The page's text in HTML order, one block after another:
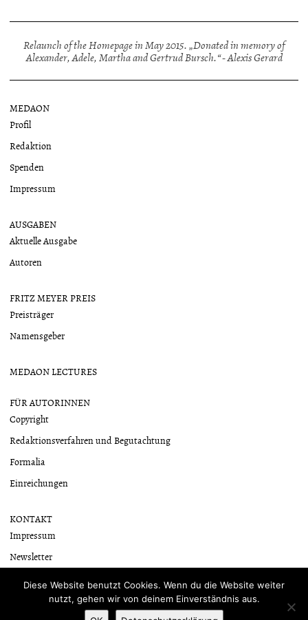
Relaunch of the Homepage in May 2015. „Donated in memory of
Alexander, Adele, Martha and Gertrud Bursch.“ - Alexis Gerard
MEDAON
Profil
Redaktion
Spenden
Impressum
AUSGABEN
Aktuelle Ausgabe
Autoren
FRITZ MEYER PREIS
Preisträger
Namensgeber
MEDAON LECTURES
FÜR AUTORINNEN
Copyright
Redaktionsverfahren und Begutachtung
Formalia
Einreichungen
KONTAKT
Impressum
Newsletter
Diese Website benutzt Cookies. Wenn du die Website weiter
nutzt, gehen wir von deinem Einverständnis aus.